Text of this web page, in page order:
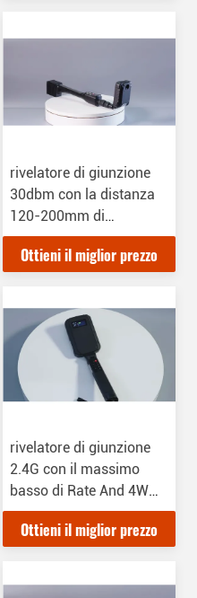
rivelatore di giunzione
30dbm con la distanza
120-200mm di
rilevazione e la batteria
di Lithum
Ottieni il miglior prezzo
rivelatore di giunzione
2.4G con il massimo
basso di Rate And 4W
del falso allarme
trasmettere potere
Ottieni il miglior prezzo